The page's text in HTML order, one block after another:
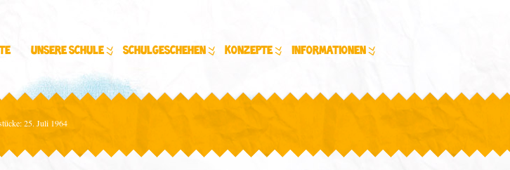
Unsere Schule Schulgeschehen Konzepte Informationen
25. Juli 1964